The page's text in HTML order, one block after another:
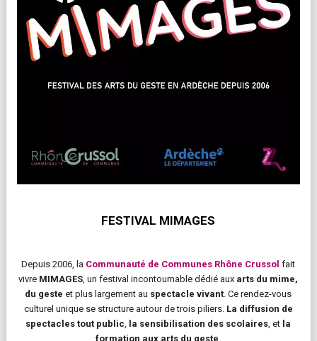
FESTIVAL MIMAGES
Depuis 2006, la Communauté de Communes Rhône Crussol fait
vivre MIMAGES, un festival incontournable dédié aux arts du mime,
du geste et plus largement au spectacle vivant. Ce rendez-vous
culturel unique se structure autour de trois piliers. La diffusion de
spectacles tout public, la sensibilisation des scolaires, et la
formation aux arts du geste